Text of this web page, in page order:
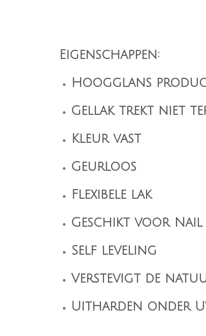
Eigenschappen:
Hoogglans
Gellak trekt niet
Kleur vast
Geurloos
Flexibele lak
Geschikt voor
Self leveling
Verstevigt de
Uitharden onder